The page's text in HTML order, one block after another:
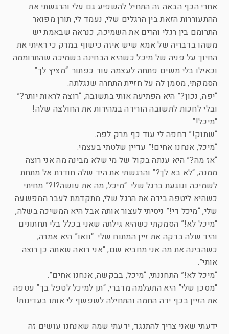
אחרי הכף הבאה זה התחיל להשפיע גם עלי והרגשתי את
ההתעוררות הזאת בין הרגלים שלי, נעמד לי, תורן מפואר
התרומם בין רגלי והרים את השמיכה, כנראה שבאמת יש
משהו בדבריה של אמא שיש איזה כישוף במרק כי ראיתי את
החיוך על פניה של מיכל כשהיא הבחינה בשמיכה שהתרוממה
וכאילו בלי משים פתחה לעצמה עוד כפתור. “מציץ לך”
הסמקתי, מסמן לה על חזיית התחרה שנגלתה.
“יפה, נכון?” היא הפתיעה אותי בתשובה, “רוצה לראות יותר?”
ובלי לחכות לתשובה הורידה במהירות את החולצה שלה!
“מיכל!”
“שתוק!” דחפה לי עוד כף מרק לפה.
“מיכל, אנחנו אחים!” עדיין שלטתי בעצמי.
“אז מה?” היא ענתה בקול של מי שלא מבינה מה אני רוצה
ממנה, “לא בא לך?” והרגשתי את היד שלה חודרת אל מתחת
לשמיכה ונוגעת ברגל שלי. “מיכל, מה את עושה?!?” מחיתי
כשהיא ליטפה בידה את הרגל שלי, מתקדמת לעבר המפשעה
שלי, “מיכל די!” ניסיתי לעצור אותה אבל היא המשיכה בשלה,
“מיכל לא!” הסמקתי כשהיא גילתה שאני בכלל בלי תחתונים
והיד שלה בדקה את זיין המתוח שלי. “וואו” היא אמרה,
כשהבינה את מה אני מחביא שם, “אני רואה שאתה כן רוצה
אותי”.
“מיכל לא!” התחננתי, “מיכל, בבקשה, אנחנו אחים”.
“מסכן שלי” היא התעלמה מדברי, “תן למיכל לטפל בך” עטפה
את הזיין בכף ידה החמה והתחילה לשפשף לי אותו בעדינות!
ידעתי שאני צריך להתנגד, ידעתי שמה שאנחנו עושים זה